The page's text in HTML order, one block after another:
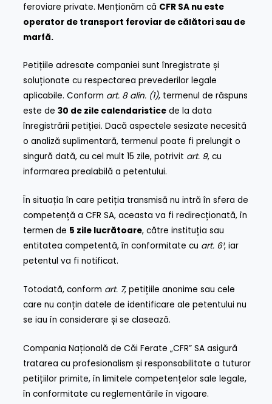
feroviare private. Menționăm că CFR SA nu este
operator de transport feroviar de călători sau de
marfă.
Petițiile adresate companiei sunt înregistrate și
soluționate cu respectarea prevederilor legale
aplicabile. Conform art. 8 alin. (1), termenul de răspuns
este de30 de zile calendaristice de la data
înregistrării petiției. Dacă aspectele sesizate necesită
o analiză suplimentară, termenul poate fi prelungit o
singură dată, cu cel mult 15 zile, potrivit art. 9, cu
informarea prealabilă a petentului.
În situația în care petiția transmisă nu intră în sfera de
competență a CFR SA, aceasta va fi redirecționată, în
termen de 5 zile lucrătoare, către instituția sau
entitatea competentă, în conformitate cu art. 6¹, iar
petentul va fi notificat.
Totodată, conform art. 7, petițiile anonime sau cele
care nu conțin datele de identificare ale petentului nu
se iau în considerare și se clasează.
Compania Națională de Căi Ferate „CFR” SA asigură
tratarea cu profesionalism și responsabilitate a tuturor
petițiilor primite, în limitele competențelor sale legale,
în conformitate cu reglementările în vigoare.